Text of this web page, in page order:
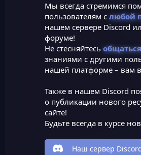
Мы всегда стремимся
пользователям с любой
нашем сервере Discord
форуме!
Не стесняйтесь общаться
знаниями с другими
нашей платформе – вам
Также в нашем Discord
о публикации нового
сайте!
Будьте всегда в курсе
Наш сервер